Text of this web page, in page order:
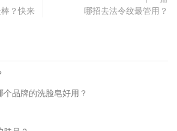
？快来
哪招去法令纹最管用？
品牌的洗脸皂好用？